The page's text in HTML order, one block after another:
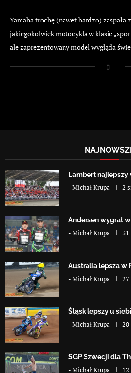
Yamaha trochę (nawet bardzo) zaspała
jakiegokolwiek motocykla w klasie
ale zaprezentowany model wygląda
Lambert najlepszy
-Michał Krupa 2
Andersen wygrał
-Michał Krupa 31
Australia lepsza w
-Michał Krupa 27
Śląsk lepszy u
-Michał Krupa 20
SGP Szwecji dla
-Michał Krupa 12